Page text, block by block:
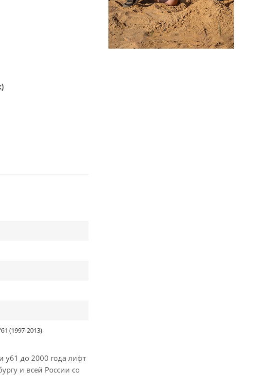
(1997-2013)
y61 до 2000 года лифт
и всей России со